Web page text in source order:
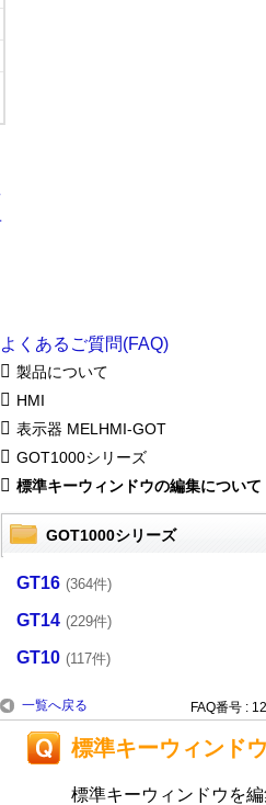
よくあるご質問(FAQ)
製品について
HMI
表示器 MELHMI-GOT
GOT1000シリーズ
標準キーウィンドウの編集について
GOT1000シリーズ
GT16 (364件)
GT14 (229件)
GT10 (117件)
一覧へ戻る FAQ番号 :
標準キーウィンド
標準キーウィンドウを